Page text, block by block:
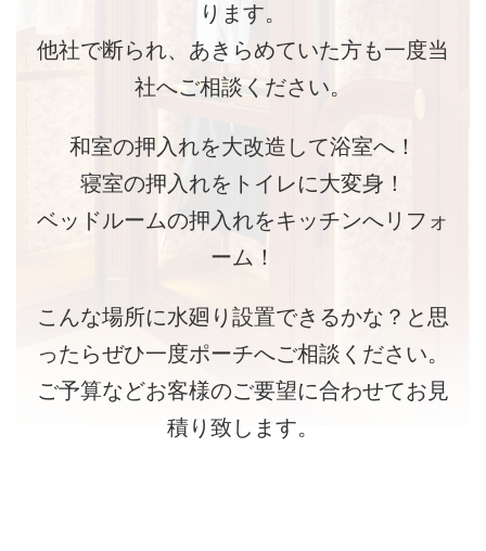
ります。
他社で断られ、あきらめていた方も一度当
社へご相談ください。
和室の押入れを大改造して浴室へ！
寝室の押入れをトイレに大変身！
ベッドルームの押入れをキッチンへリフォ
ーム！
こんな場所に水廻り設置できるかな？と思
ったらぜひ一度ポーチへご相談ください。
ご予算などお客様のご要望に合わせてお見
積り致します。